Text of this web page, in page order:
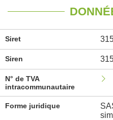
Siret
Siren
N° de TVA
intracommunautaire
Forme juridique